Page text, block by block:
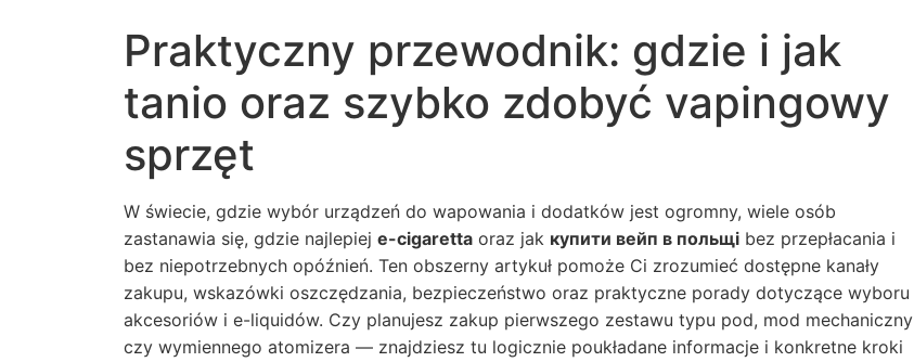
Praktyczny przewodnik: gdzie i jak
tanio oraz szybko zdobyć vapingowy
sprzęt
W świecie, gdzie wybór urządzeń do wapowania i dodatków jest ogromny, wiele osób
zastanawia się, gdzie najlepiej e-cigaretta oraz jak купити вейп в польщі bez przepłacania i
bez niepotrzebnych opóźnień. Ten obszerny artykuł pomoże Ci zrozumieć dostępne kanały
zakupu, wskazówki oszczędzania, bezpieczeństwo oraz praktyczne porady dotyczące wyboru
akcesoriów i e-liquidów. Czy planujesz zakup pierwszego zestawu typu pod, mod mechaniczny
czy wymiennego atomizera — znajdziesz tu logicznie poukładane informacje i konkretne kroki